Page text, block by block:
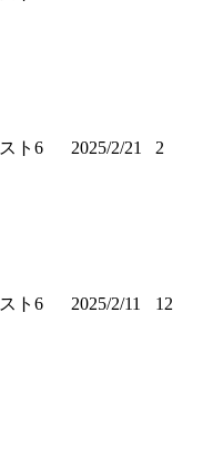
スト6 2025/2/21 2
スト6 2025/2/11 12